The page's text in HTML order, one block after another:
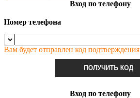
Вход по телефону
Номер телефона
Вам будет отправлен код подтверждения
ПОЛУЧИТЬ КОД
Вход по телефону